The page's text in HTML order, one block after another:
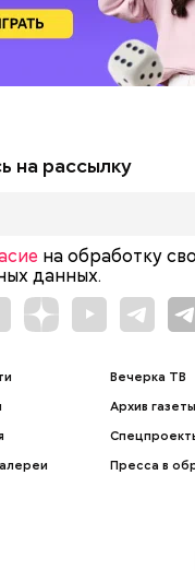
на рассылку
на обработку
данных.
Вечерка ТВ
Архив газеты
Пресса в